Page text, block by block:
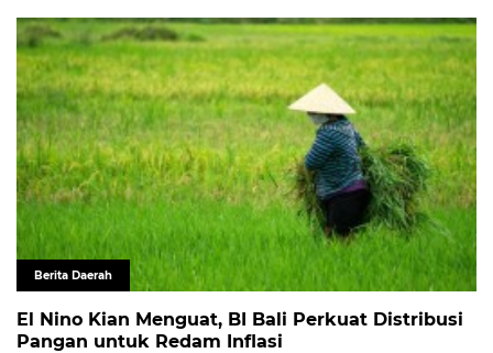
Berita Daerah
El Nino Kian Menguat, BI Bali Perkuat Distribusi
Pangan untuk Redam Inflasi